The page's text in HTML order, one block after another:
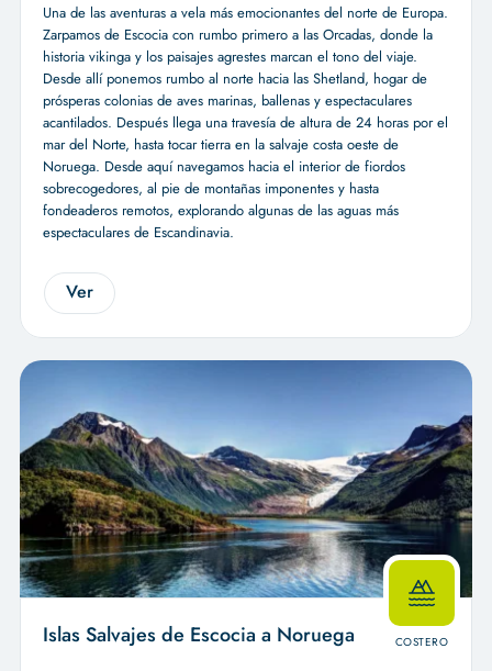
Una de las aventuras a vela más emocionantes del norte de Europa.
Zarpamos de Escocia con rumbo primero a las Orcadas, donde la
historia vikinga y los paisajes agrestes marcan el tono del viaje.
Desde allí ponemos rumbo al norte hacia las Shetland, hogar de
prósperas colonias de aves marinas, ballenas y espectaculares
acantilados. Después llega una travesía de altura de 24 horas por el
mar del Norte, hasta tocar tierra en la salvaje costa oeste de
Noruega. Desde aquí navegamos hacia el interior de fiordos
sobrecogedores, al pie de montañas imponentes y hasta
fondeaderos remotos, explorando algunas de las aguas más
espectaculares de Escandinavia.
Ver
COSTERO
Islas Salvajes de Escocia a Noruega